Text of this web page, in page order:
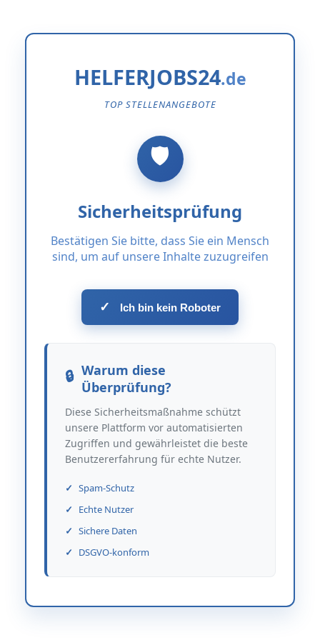
HELFERJOBS24
TOP STELLENANGEBOTE
Sicherheitsprüfung
Bestätigen Sie bitte, dass Sie ein Mensch
sind, um auf unsere Inhalte zuzugreifen
✓ Ich bin kein Roboter
Warum diese
Überprüfung?
Diese Sicherheitsmaßnahme schützt
unsere Plattform vor automatisierten
Zugriffen und gewährleistet die beste
Benutzererfahrung für echte Nutzer.
Spam-Schutz
Echte Nutzer
Sichere Daten
DSGVO-konform